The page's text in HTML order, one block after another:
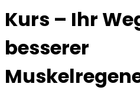
Kurs – Ihr
besserer